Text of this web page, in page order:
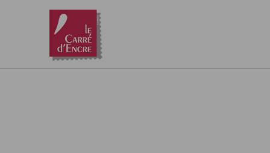
Aller au contenu principal